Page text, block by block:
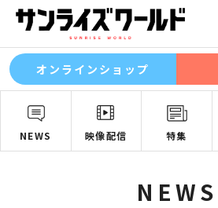
オンラインショップ
NEWS 映像配信 特集
NEWS